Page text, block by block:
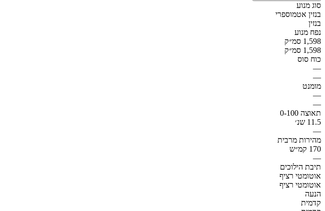
סוג מנוע
בנזין אטמוספרי
בנזין
נפח מנוע
1,598 סמ״ק
1,598 סמ״ק
כוח סוס
—
—
מומנט
—
—
תאוצה 0-100
11.5 שנ׳
—
מהירות מרבית
170 קמ״ש
—
תיבת הילוכים
אוטומטי רציף
אוטומטי רציף
הנעה
קדמית